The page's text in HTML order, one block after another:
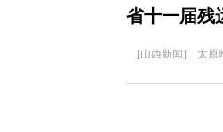
省十一届残
[山西新闻] 太原